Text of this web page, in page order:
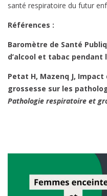
santé respiratoire du futur
Références :
Baromètre de Santé
d’alcool et tabac pendant
Petat H, Mazenq J,
grossesse sur les
Pathologie respiratoire et